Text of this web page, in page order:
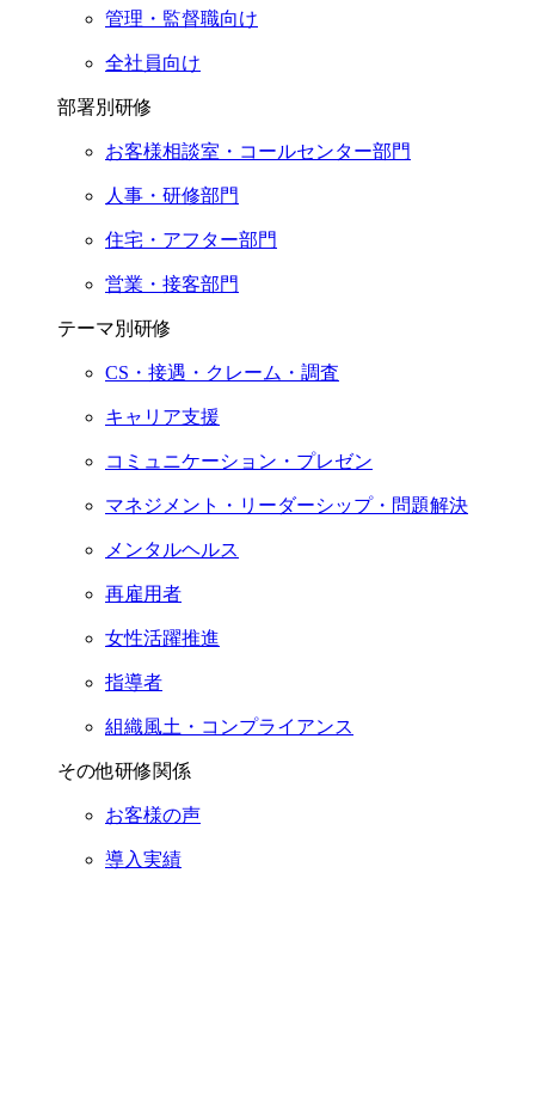
管理・監督職向け
全社員向け
部署別研修
お客様相談室・コールセンター部門
人事・研修部門
住宅・アフター部門
営業・接客部門
テーマ別研修
CS・接遇・クレーム・調査
キャリア支援
コミュニケーション・プレゼン
マネジメント・リーダーシップ・問題解決
メンタルヘルス
再雇用者
女性活躍推進
指導者
組織風土・コンプライアンス
その他研修関係
お客様の声
導入実績